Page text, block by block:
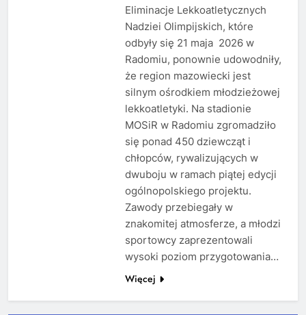
Eliminacje Lekkoatletycznych
Nadziei Olimpijskich, które
odbyły się 21 maja 2026 w
Radomiu, ponownie udowodniły,
że region mazowiecki jest
silnym ośrodkiem młodzieżowej
lekkoatletyki. Na stadionie
MOSiR w Radomiu zgromadziło
się ponad 450 dziewcząt i
chłopców, rywalizujących w
dwuboju w ramach piątej edycji
ogólnopolskiego projektu.
Zawody przebiegały w
znakomitej atmosferze, a młodzi
sportowcy zaprezentowali
wysoki poziom przygotowania…
Więcej